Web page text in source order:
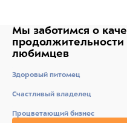
Цвет: бежевый.
Материал является
износостойким, это
Размер:
Мы заботимся о
любимцев
Здоровый питомец
Счастливый владелец
Процветающий бизнес